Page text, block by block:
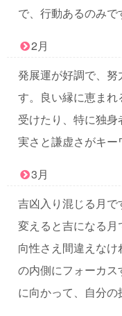
で、行動あるのみで
2月
発展運が好調で、
す。良い縁に恵ま
受けたり、特に独
実さと謙虚さがキー
3月
吉凶入り混じる月
変えると吉になる
向性さえ間違えな
の内側にフォーカ
に向かって、自分の